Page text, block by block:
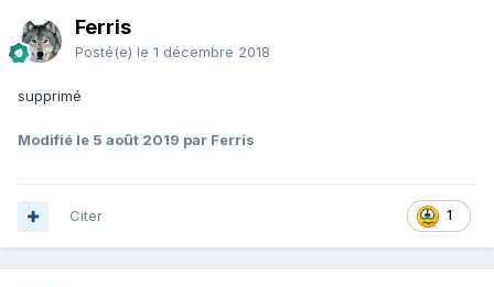
Ferris
Posté(e) le 1 décembre 2018
supprimé
Modifié le 5 août 2019 par Ferris
1
Citer